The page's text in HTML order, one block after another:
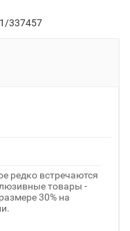
337457
редко встречаются
товары -
30% на